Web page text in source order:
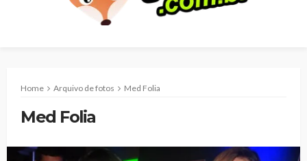
Home Arquivo de fotos Med Folia
Med Folia